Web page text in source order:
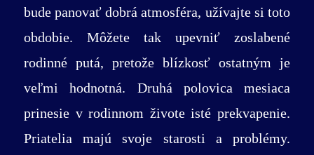
bude panovať dobrá atmosféra, užívajte si toto
obdobie. Môžete tak upevniť zoslabené
rodinné putá, pretože blízkosť ostatným je
veľmi hodnotná. Druhá polovica mesiaca
prinesie v rodinnom živote isté prekvapenie.
Priatelia majú svoje starosti a problémy.